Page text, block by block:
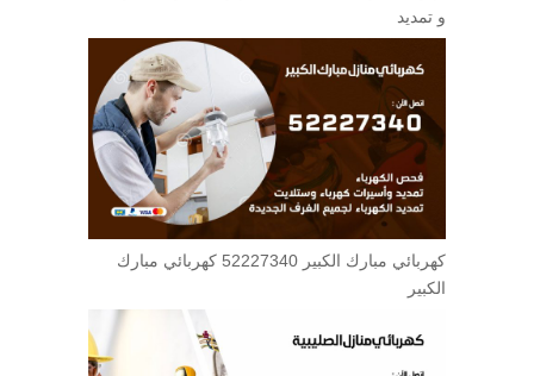
و تمديد
كهربائي مبارك الكبير 52227340 كهربائي مبارك
الكبير